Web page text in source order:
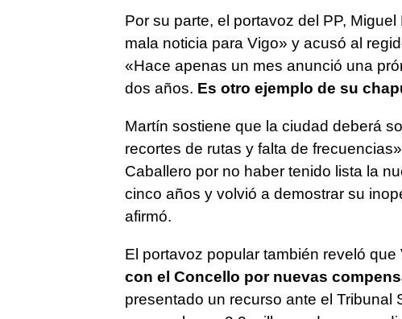
Por su parte, el portavoz del PP,
mala noticia para Vigo» y acusó al
«Hace apenas un mes anunció una
dos años. Es otro ejemplo de su
Martín sostiene que la ciudad deberá
recortes de rutas y falta de
Caballero por no haber tenido lista la
cinco años y volvió a demostrar su
afirmó.
El portavoz popular también reveló que
con el Concello por nuevas
presentado un recurso ante el Tribunal